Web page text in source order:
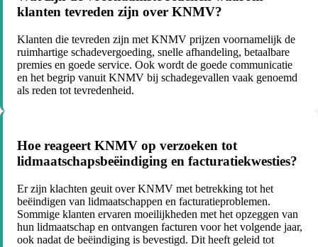
klanten tevreden zijn over KNMV?
Klanten die tevreden zijn met KNMV prijzen voornamelijk de
ruimhartige schadevergoeding, snelle afhandeling, betaalbare
premies en goede service. Ook wordt de goede communicatie
en het begrip vanuit KNMV bij schadegevallen vaak genoemd
als reden tot tevredenheid.
Hoe reageert KNMV op verzoeken tot
lidmaatschapsbeëindiging en facturatiekwesties?
Er zijn klachten geuit over KNMV met betrekking tot het
beëindigen van lidmaatschappen en facturatieproblemen.
Sommige klanten ervaren moeilijkheden met het opzeggen van
hun lidmaatschap en ontvangen facturen voor het volgende jaar,
ook nadat de beëindiging is bevestigd. Dit heeft geleid tot